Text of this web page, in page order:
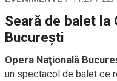
Seară de balet la
Bucureşti
Opera Naţională
un spectacol de balet ce